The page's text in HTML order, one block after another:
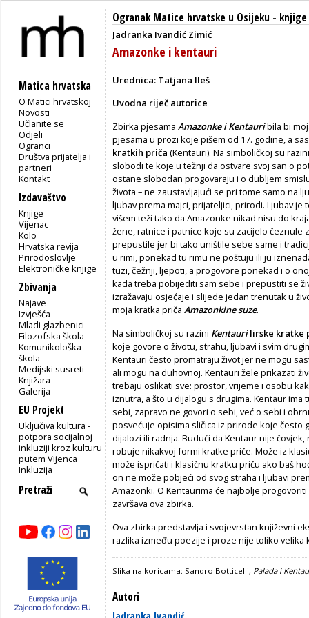
Matica hrvatska
O Matici hrvatskoj
Novosti
Učlanite se
Odjeli
Ogranci
Društva prijatelja i
partneri
Kontakt
Izdavaštvo
Knjige
Vijenac
Kolo
Hrvatska revija
Prirodoslovlje
Elektroničke knjige
Zbivanja
Najave
Izvješća
Mladi glazbenici
Filozofska škola
Komunikološka
škola
Medijski susreti
Knjižara
Galerija
EU Projekt
Uključiva kultura -
potpora socijalnoj
inkluziji kroz kulturu
putem Vijenca
Inkluzija
Ogranak Matice hrvatske u Osijeku - knjige
Jadranka Ivandić Zimić
Amazonke i kentauri
Urednica: Tatjana Ileš
Uvodna riječ autorice
Zbirka pjesama Amazonke i Kentauribila bi
pjesama u prozi koje pišem od 17. godine, a
kratkih priča (Kentauri). Na simboličkoj su
slobodi te koje u težnji da ostvare svoj san o
ostane slobodan progovaraju i o dubljem
života – ne zau­stavljajući se pri tome samo na
ljubav prema majci, prijateljici, prirodi. Ljubav
višem teži tako da Amazonke nikad nisu do
žene, ratnice i patnice koje su zacijelo čeznule
prepustile jer bi tako uništile sebe same i
u rimi, ponekad tu rimu ne poštuju ili ju
tuzi, čežnji, ljepoti, a progovore ponekad i o
kada treba pobijediti sam sebe i prepustiti se
izražavaju osje­ćaje i slijede jedan trenutak u
moja kratka priča Amazonkine suze.
Na simboličkoj su razini Kentauri lirske kratke
koje govore o životu, strahu, ljubavi i svim
Kentauri često promatraju život jer ne mogu
ali mogu na duhov­noj. Kentauri žele prikazati
trebaju oslikati sve: prostor, vrijeme i osobu
iznutra, a što u dijalogu s drugima. Kentaur
sebi, zapravo ne govori o sebi, već o sebi i
posvećuje opisima sličica iz prirode koje često
dijalozi ili radnja. Budući da Kentaur nije
robuje nikakvoj formi kratke priče. Može iz
može ispričati i klasičnu kratku priču ako baš
on ne može pobjeći od svog straha i ljubavi
Amazonki. O Kentaurima će najbolje
završava ova zbirka.
Ova zbirka predstavlja i svojevrstan književni
razlika između poezije i proze nije toliko velika
Slika na koricama: Sandro Botticelli, Palada i
Autori